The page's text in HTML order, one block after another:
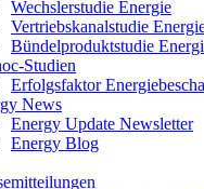
Wechslerstudie Energie
Vertriebskanalstudie
Bündelproduktstudie
Studien
Erfolgsfaktor
News
Energy Update Newsletter
Energy Blog